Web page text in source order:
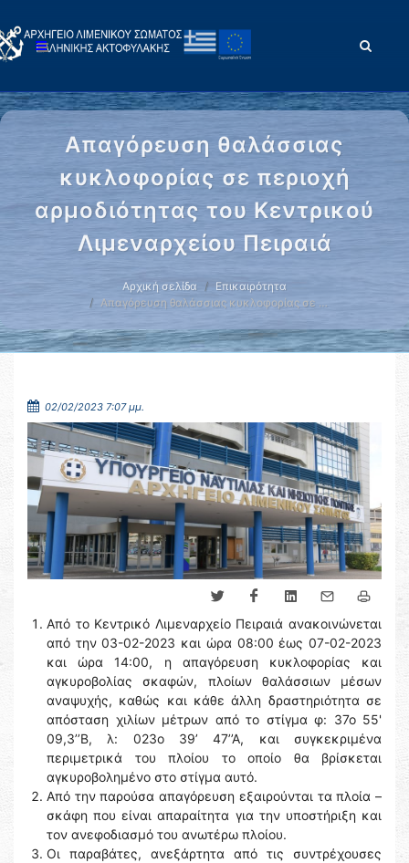
Απαγόρευση θαλάσσιας
κυκλοφορίας σε περιοχή
αρμοδιότητας του Κεντρικού
Λιμεναρχείου Πειραιά
Αρχική σελίδα
Επικαιρότητα
Απαγόρευση θαλάσσιας κυκλοφορίας σε …
02/02/2023 7:07 μμ.
Από το Κεντρικό Λιμεναρχείο Πειραιά ανακοινώνεται
από την 03-02-2023 και ώρα 08:00 έως 07-02-2023
και ώρα 14:00, η απαγόρευση κυκλοφορίας και
αγκυροβολίας σκαφών, πλοίων θαλάσσιων μέσων
αναψυχής, καθώς και κάθε άλλη δραστηριότητα σε
απόσταση χιλίων μέτρων από το στίγμα φ: 37ο 55'
09,3’’Β, λ: 023ο 39’ 47’’Α, και συγκεκριμένα
περιμετρικά του πλοίου το οποίο θα βρίσκεται
αγκυροβολημένο στο στίγμα αυτό.
Από την παρούσα απαγόρευση εξαιρούνται τα πλοία –
σκάφη που είναι απαραίτητα για την υποστήριξη και
τον ανεφοδιασμό του ανωτέρω πλοίου.
Οι παραβάτες, ανεξάρτητα από τις συντρέχουσες